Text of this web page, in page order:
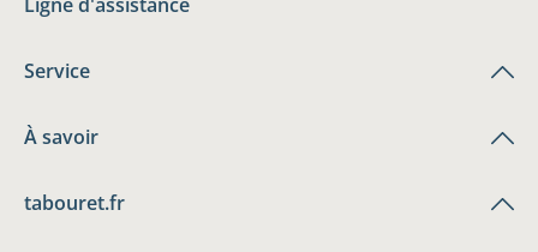
Service
À savoir
tabouret.fr